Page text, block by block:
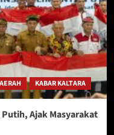
KABAR KALTARA
Ajak Masyarakat